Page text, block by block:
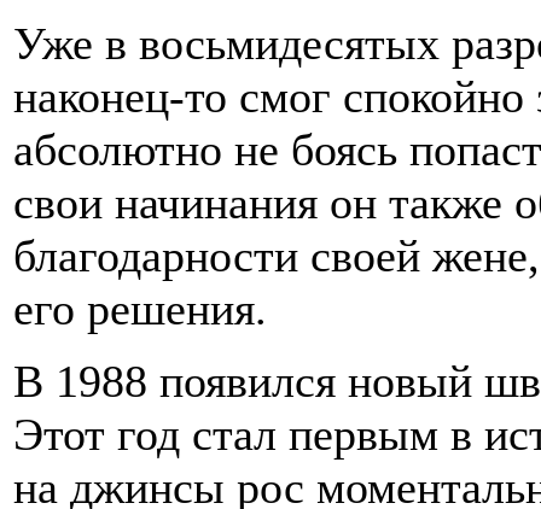
Уже в восьмидесятых
наконец-то смог
абсолютно не боясь
свои начинания он также
благодарности своей
его решения.
В 1988 появился новый
Этот год стал первым в
на джинсы рос